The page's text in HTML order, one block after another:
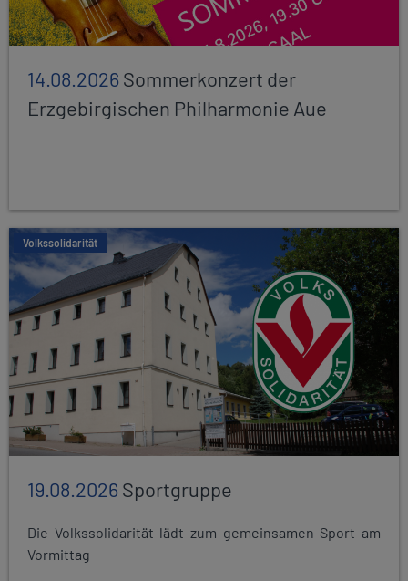
14.08.2026Sommerkonzert der
Erzgebirgischen Philharmonie Aue
Volkssolidarität
19.08.2026Sportgruppe
Die Volkssolidarität lädt zum gemeinsamen Sport am
Vormittag